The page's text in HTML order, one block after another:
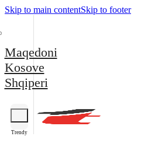
Skip to main contentSkip to footer
Maqedoni
Kosove
Shqiperi
Trendy